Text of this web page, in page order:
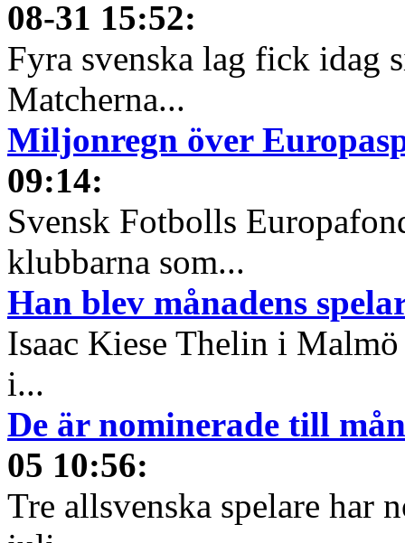
08-31 15:52:
Fyra svenska lag fick idag
Matcherna...
Miljonregn över
09:14:
Svensk Fotbolls
klubbarna som...
Han blev månadens
Isaac Kiese Thelin i
i...
De är nominerade till
05 10:56:
Tre allsvenska spelare har